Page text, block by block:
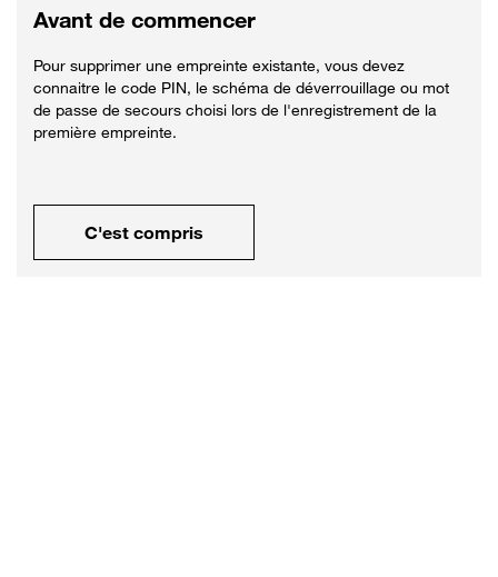
Avant de commencer
Pour supprimer une empreinte existante, vous devez
connaitre le code PIN, le schéma de déverrouillage ou mot
de passe de secours choisi lors de l'enregistrement de la
première empreinte.
C'est compris